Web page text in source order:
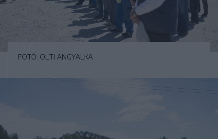
FOTÓ: OLTI ANGYALKA